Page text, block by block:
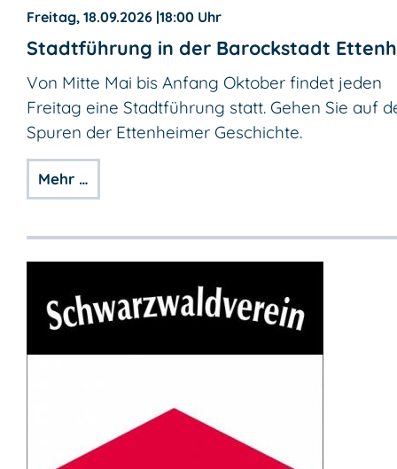
Freitag, 18.09.2026 |18:00 Uhr
Stadtführung in der Barockstadt
Von Mitte Mai bis Anfang Oktober findet jeden
Freitag eine Stadtführung statt. Gehen Sie auf
Spuren der Ettenheimer Geschichte.
Mehr …